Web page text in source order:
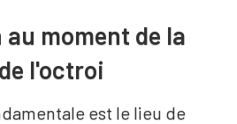
moment de la
l'octroi
est le lieu de